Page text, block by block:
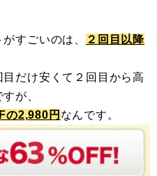
すごいのは、
２回目以降
だけ安くて２回目から高
が、
の2,980円 なんです。